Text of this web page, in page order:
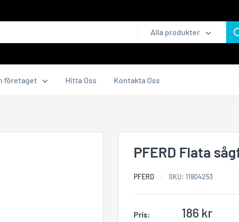
Alla produkter
företaget Hitta Oss Kontakta Oss
PFERD Flata
PFERD SKU: 11904253
Pris: Reapris
186 kr